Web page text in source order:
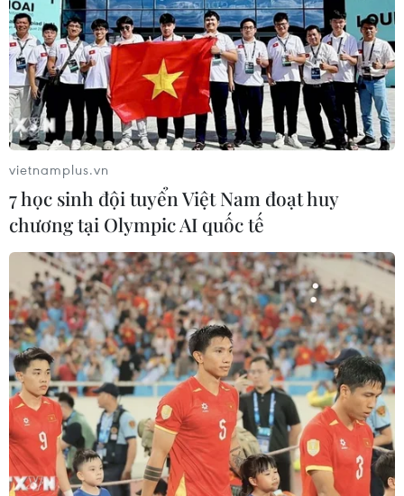
hệ thương mại với Việt Nam
09/10/2018 23:00
Chủ tịch Hạ viện Kazakhstan Nurlan Z.Nigmatulin khẳng
định Việt Nam là một đối tác quan trọng ở châu Á và
quốc gia này luôn mong muốn phát triển quan hệ kinh
tế, thương mại với Việt Nam.
Chủ tịch Quốc hội hội kiến Chủ tịch Hạ
vietnamplus.vn
7 học sinh đội tuyển Việt Nam đoạt huy
chương tại Olympic AI quốc tế